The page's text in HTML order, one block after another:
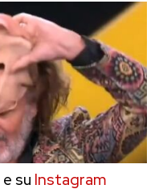
e su Instagram